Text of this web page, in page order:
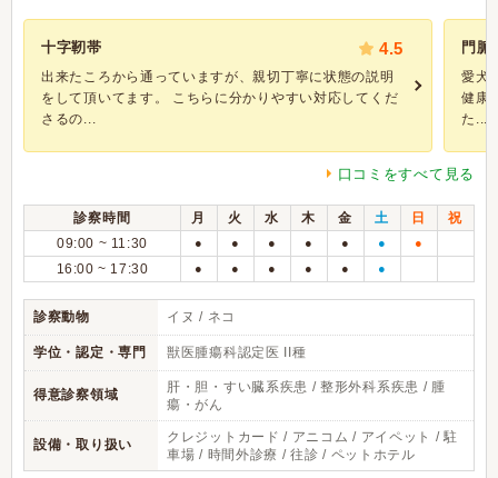
十字靭帯 4.5
出来たころから通っていますが、親切丁寧に状態の説明
をして頂いてます。 こちらに分かりやすい対応してくだ
さるの...
門脈
愛犬
健康
た...
口コミをすべて見る
診察時間 月 火 水 木 金 土 日
祝
09:00 ~ 11:30
● ● ● ● ● ● ●
16:00 ~ 17:30 ● ● ● ● ● ●
診察動物 イヌ / ネコ
学位・認定・専門 獣医腫瘍科認定医 II種
得意診察領域
肝・胆・すい臓系疾患 / 整形外科系疾患 / 腫
瘍・がん
設備・取り扱い
クレジットカード / アニコム / アイペット / 駐
車場 / 時間外診療 / 往診 / ペットホテル